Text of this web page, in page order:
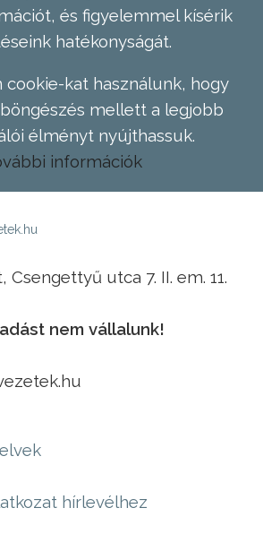
és figyelemmel kísérik
hatékonyságát.
cookie-kat használunk, hogy
mellett a legjobb
élményt nyújthassuk.
információk
Csengettyű utca 7. II. em. 11.
nem vállalunk!
hírlevélhez